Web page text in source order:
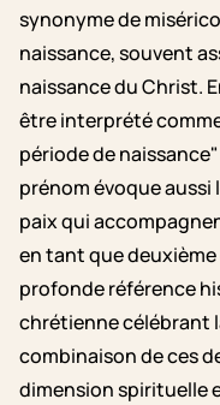
synonyme de
naissance, souvent
naissance du Christ.
être interprété
période de
prénom évoque aussi
paix qui
en tant que
profonde référence
chrétienne célébrant
combinaison de ces
dimension spirituelle